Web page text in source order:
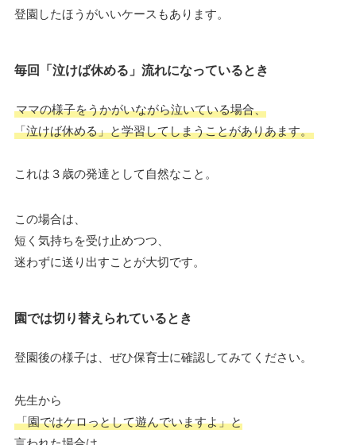
登園したほうがいいケースもあります。
毎回「泣けば休める」流れになっているとき
ママの様子をうかがいながら泣いている場合、
「泣けば休める」と学習してしまうことがありあます。
これは３歳の発達として自然なこと。
この場合は、
短く気持ちを受け止めつつ、
迷わずに送り出すことが大切です。
園では切り替えられているとき
登園後の様子は、ぜひ保育士に確認してみてください。
先生から
「園ではケロっとして遊んでいますよ」と